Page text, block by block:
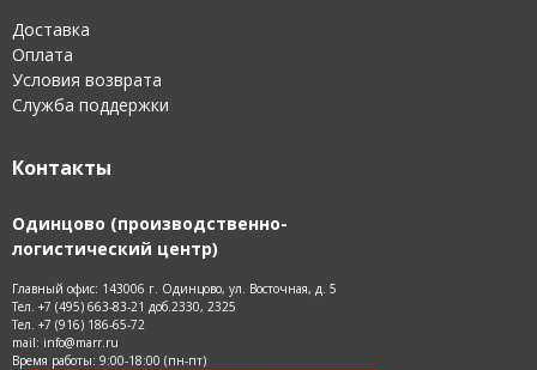
Доставка
Оплата
Условия возврата
Служба поддержки
Контакты
Одинцово (производственно-
логистический центр)
Главный офис: 143006 г. Одинцово, ул. Восточная, д. 5
Тел. +7 (495) 663-83-21 доб.2330, 2325
Тел. +7 (916) 186-65-72
mail: info@marr.ru
Время работы: 9:00-18:00 (пн-пт)